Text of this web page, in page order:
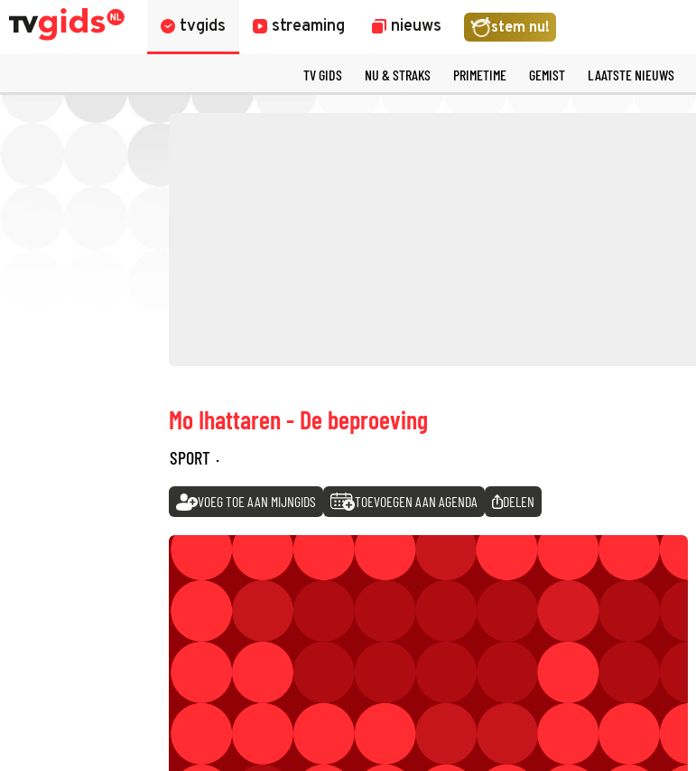
tvgids streaming nieuws stem nu!
TV GIDS NU & STRAKS PRIMETIME GEMIST LAATSTE NIEUWS
Mo Ihattaren - De beproeving
SPORT ·
VOEG TOE AAN MIJNGIDS TOEVOEGEN AAN AGENDA DELEN